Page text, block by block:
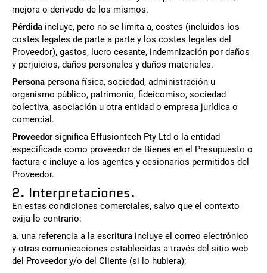
mejora o derivado de los mismos.
Pérdida incluye, pero no se limita a, costes (incluidos los
costes legales de parte a parte y los costes legales del
Proveedor), gastos, lucro cesante, indemnización por daños
y perjuicios, daños personales y daños materiales.
Persona persona física, sociedad, administración u
organismo público, patrimonio, fideicomiso, sociedad
colectiva, asociación u otra entidad o empresa jurídica o
comercial.
Proveedorsignifica Effusiontech Pty Ltd o la entidad
especificada como proveedor de Bienes en el Presupuesto o
factura e incluye a los agentes y cesionarios permitidos del
Proveedor.
2. Interpretaciones.
En estas condiciones comerciales, salvo que el contexto
exija lo contrario:
a. una referencia a la escritura incluye el correo electrónico
y otras comunicaciones establecidas a través del sitio web
del Proveedor y/o del Cliente (si lo hubiera);